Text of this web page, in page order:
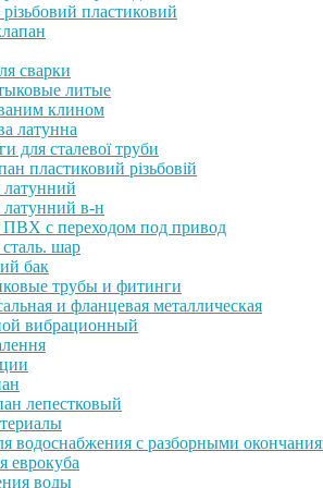
пластиковий
сварки
литые
клином
латунна
для сталевої труби
пластиковий різьбовій
в-н
с переходом под привод
шар
бак
трубы и фитинги
и фланцевая металлическая
вибрационный
лепестковый
водоснабжения с разборными
еврокуба
воды